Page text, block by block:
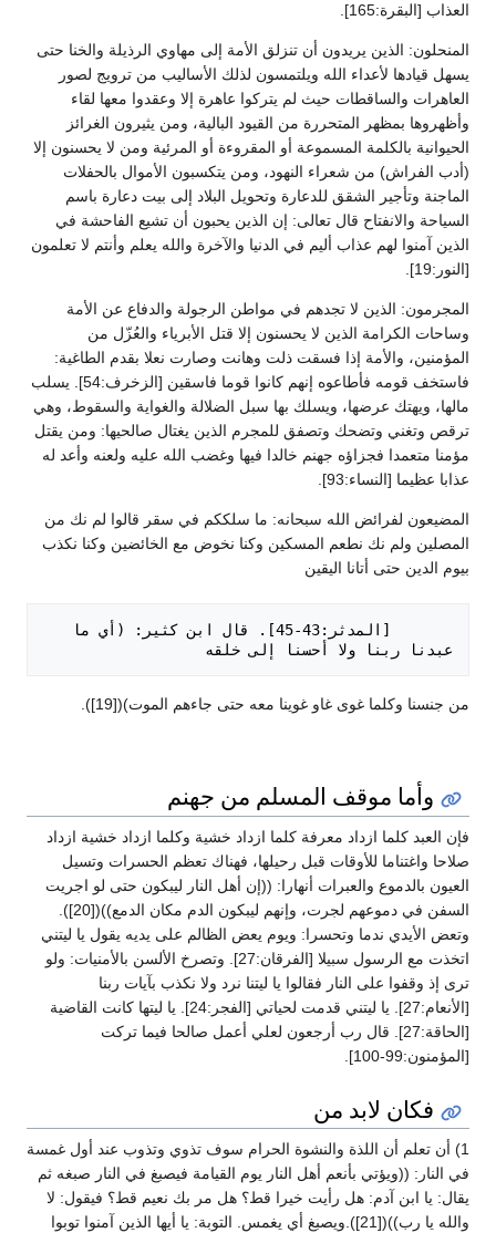
العذاب [البقرة:165].
المنحلون: الذين يريدون أن تنزلق الأمة إلى مهاوي الرذيلة والخنا حتى
يسهل قيادها لأعداء الله ويلتمسون لذلك الأساليب من ترويج لصور
العاهرات والساقطات حيث لم يتركوا عاهرة إلا وعقدوا معها لقاء
وأظهروها بمظهر المتحررة من القيود البالية، ومن يثيرون الغرائز
الحيوانية بالكلمة المسموعة أو المقروءة أو المرئية ومن لا يحسنون إلا
(أدب الفراش) من شعراء النهود، ومن يتكسبون الأموال بالحفلات
الماجنة وتأجير الشقق للدعارة وتحويل البلاد إلى بيت دعارة باسم
السياحة والانفتاح قال تعالى: إن الذين يحبون أن تشيع الفاحشة في
الذين آمنوا لهم عذاب أليم في الدنيا والآخرة والله يعلم وأنتم لا تعلمون
[النور:19].
المجرمون: الذين لا تجدهم في مواطن الرجولة والدفاع عن الأمة
وساحات الكرامة الذين لا يحسنون إلا قتل الأبرياء والعُزّل من
المؤمنين، والأمة إذا فسقت ذلت وهانت وصارت نعلا بقدم الطاغية:
فاستخف قومه فأطاعوه إنهم كانوا قوما فاسقين [الزخرف:54]. يسلب
مالها، ويهتك عرضها، ويسلك بها سبل الضلالة والغواية والسقوط، وهي
ترقص وتغني وتضحك وتصفق للمجرم الذين يغتال صالحيها: ومن يقتل
مؤمنا متعمدا فجزاؤه جهنم خالدا فيها وغضب الله عليه ولعنه وأعد له
عذابا عظيما [النساء:93].
المضيعون لفرائض الله سبحانه: ما سلككم في سقر قالوا لم نك من
المصلين ولم نك نطعم المسكين وكنا نخوض مع الخائضين وكنا نكذب
بيوم الدين حتى أتانا اليقين
عبدنا ربنا ولا أحسنا إلى خلقه
من جنسنا وكلما غوى غاو غوينا معه حتى جاءهم الموت)([19]).
وأما موقف المسلم من جهنم
فإن العبد كلما ازداد معرفة كلما ازداد خشية وكلما ازداد خشية ازداد
صلاحا واغتناما للأوقات قبل رحيلها، فهناك تعظم الحسرات وتسيل
العيون بالدموع والعبرات أنهارا: ((إن أهل النار ليبكون حتى لو اجريت
السفن في دموعهم لجرت، وإنهم ليبكون الدم مكان الدمع))([20]).
وتعض الأيدي ندما وتحسرا: ويوم يعض الظالم على يديه يقول يا ليتني
اتخذت مع الرسول سبيلا [الفرقان:27]. وتصرخ الألسن بالأمنيات: ولو
ترى إذ وقفوا على النار فقالوا يا ليتنا نرد ولا نكذب بآيات ربنا
[الأنعام:27]. يا ليتني قدمت لحياتي [الفجر:24]. يا ليتها كانت القاضية
[الحاقة:27]. قال رب أرجعون لعلي أعمل صالحا فيما تركت
[المؤمنون:99-100].
فكان لابد من
1) أن تعلم أن اللذة والنشوة الحرام سوف تذوي وتذوب عند أول غمسة
في النار: ((ويؤتي بأنعم أهل النار يوم القيامة فيصبغ في النار صبغه ثم
يقال: يا ابن آدم: هل رأيت خيرا قط؟ هل مر بك نعيم قط؟ فيقول: لا
والله يا رب))([21]).ويصبغ أي يغمس. التوبة: يا أيها الذين آمنوا توبوا